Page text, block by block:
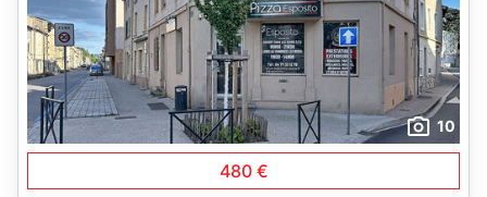
10
480 €